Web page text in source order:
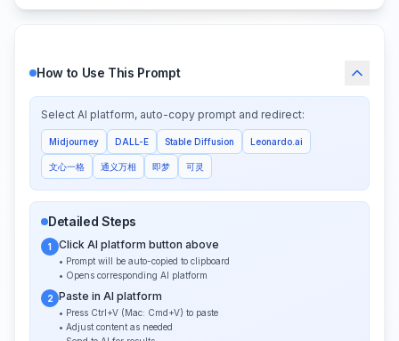
How to Use This Prompt
Select AI platform, auto-copy prompt and redirect:
Midjourney DALL-E Stable Diffusion Leonardo.ai
文心一格 通义万相 即梦 可灵
Detailed Steps
1 Click AI platform button above
• Prompt will be auto-copied to clipboard
• Opens corresponding AI platform
2 Paste in AI platform
• Press Ctrl+V (Mac: Cmd+V) to paste
• Adjust content as needed